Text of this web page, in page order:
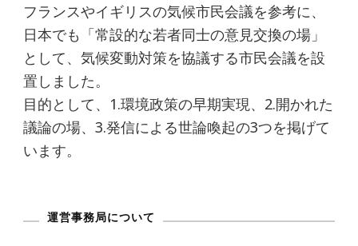
フランスやイギリスの気候市民会議を参考に、
日本でも「常設的な若者同士の意見交換の場」
として、気候変動対策を協議する市民会議を設
置しました。
目的として、1.環境政策の早期実現、2.開かれた
議論の場、3.発信による世論喚起の3つを掲げて
います。
運営事務局について